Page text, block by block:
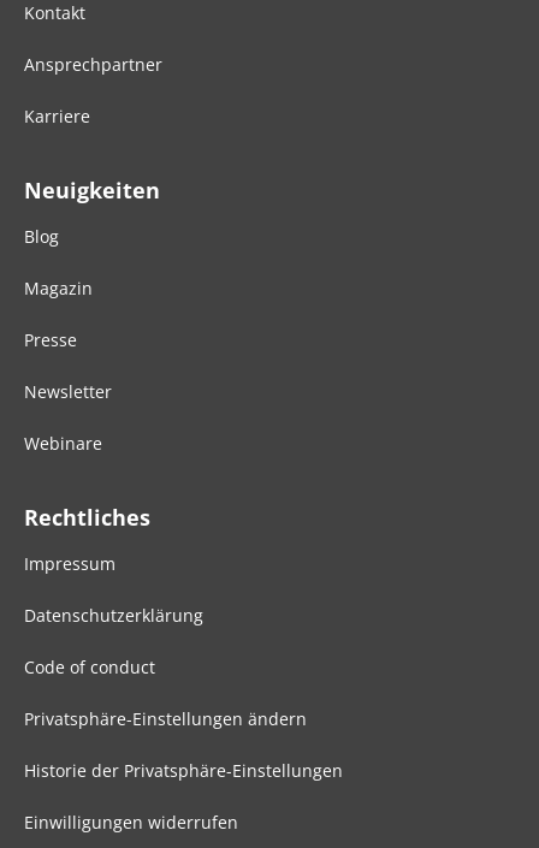
Kontakt
Ansprechpartner
Karriere
Neuigkeiten
Blog
Magazin
Presse
Newsletter
Webinare
Rechtliches
Impressum
Datenschutzerklärung
Code of conduct
Privatsphäre-Einstellungen ändern
Historie der Privatsphäre-Einstellungen
Einwilligungen widerrufen